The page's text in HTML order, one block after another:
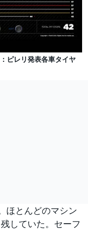
ピレリ発表各車タイヤ
ほとんどのマシン
していた。セーフ